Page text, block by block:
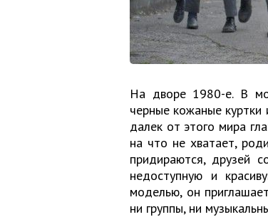
На дворе 1980-е. В
черные кожаные
далек от этого мира
на что не хватает,
придираются, друзей
недоступную и
моделью, он
ни группы, ни